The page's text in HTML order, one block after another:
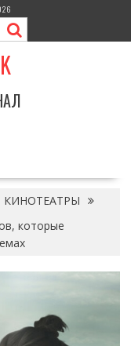
КИНОТЕАТРЫ
которые